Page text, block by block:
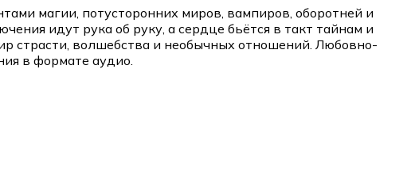
магии, потусторонних миров, вампиров, оборотней и
идут рука об руку, а сердце бьётся в такт тайнам и
страсти, волшебства и необычных отношений. Любовно-
в формате аудио.